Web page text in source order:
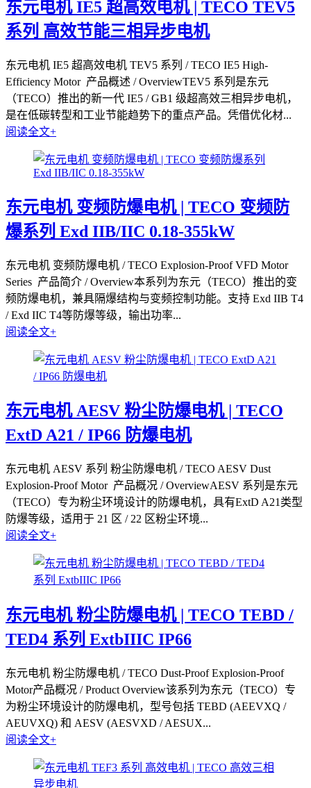
东元电机 IE5 超高效电机 | TECO TEV5
系列 高效节能三相异步电机
东元电机 IE5 超高效电机 TEV5 系列 / TECO IE5 High-
Efficiency Motor 产品概述 / OverviewTEV5 系列是东元
（TECO）推出的新一代 IE5 / GB1 级超高效三相异步电机，
是在低碳转型和工业节能趋势下的重点产品。凭借优化材...
阅读全文+
东元电机 变频防爆电机 | TECO 变频防
爆系列 Exd IIB/IIC 0.18-355kW
东元电机 变频防爆电机 / TECO Explosion-Proof VFD Motor
Series 产品简介 / Overview本系列为东元（TECO）推出的变
频防爆电机，兼具隔爆结构与变频控制功能。支持 Exd IIB T4
/ Exd IIC T4等防爆等级，输出功率...
阅读全文+
东元电机 AESV 粉尘防爆电机 | TECO
ExtD A21 / IP66 防爆电机
东元电机 AESV 系列 粉尘防爆电机 / TECO AESV Dust
Explosion-Proof Motor 产品概况 / OverviewAESV 系列是东元
（TECO）专为粉尘环境设计的防爆电机，具有ExtD A21类型
防爆等级，适用于 21 区 / 22 区粉尘环境...
阅读全文+
东元电机 粉尘防爆电机 | TECO TEBD /
TED4 系列 ExtbIIIC IP66
东元电机 粉尘防爆电机 / TECO Dust-Proof Explosion-Proof
Motor产品概况 / Product Overview该系列为东元（TECO）专
为粉尘环境设计的防爆电机，型号包括 TEBD (AEEVXQ /
AEUVXQ) 和 AESV (AESVXD / AESUX...
阅读全文+